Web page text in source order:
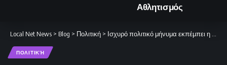
Αθλητισμός
Local Net News > Blog > Πολιτική > Ισχυρό πολιτικό μήνυμα εκπέμπει η επιβεβαίωση της Moody’s
ΠΟΛΙΤΙΚΉ